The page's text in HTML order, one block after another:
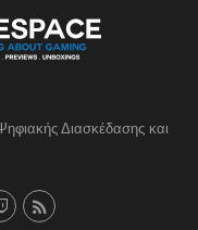
Διασκέδασης και